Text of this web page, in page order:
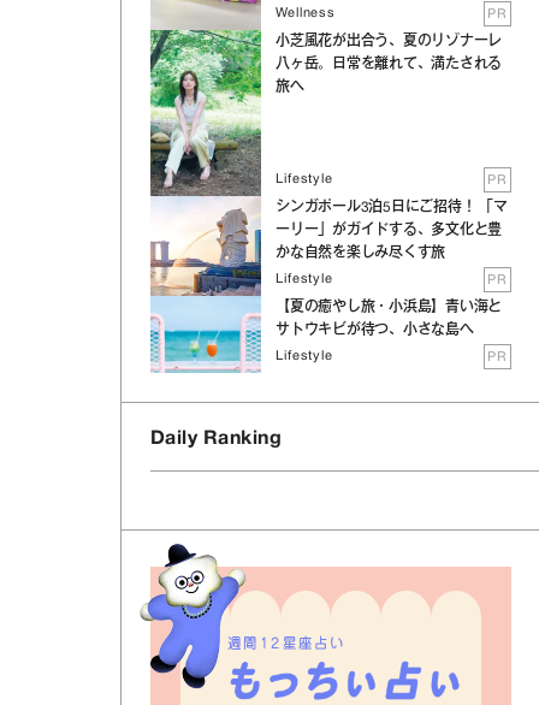
Wellness PR
小芝風花が出合う、夏のリゾナーレ
八ヶ岳。日常を離れて、満たされる
旅へ
Lifestyle PR
シンガポール3泊5日にご招待！ 「マ
ーリー」がガイドする、多文化と豊
かな自然を楽しみ尽くす旅
Lifestyle PR
【夏の癒やし旅・小浜島】青い海と
サトウキビが待つ、小さな島へ
Lifestyle PR
Daily Ranking
週間12星座占い